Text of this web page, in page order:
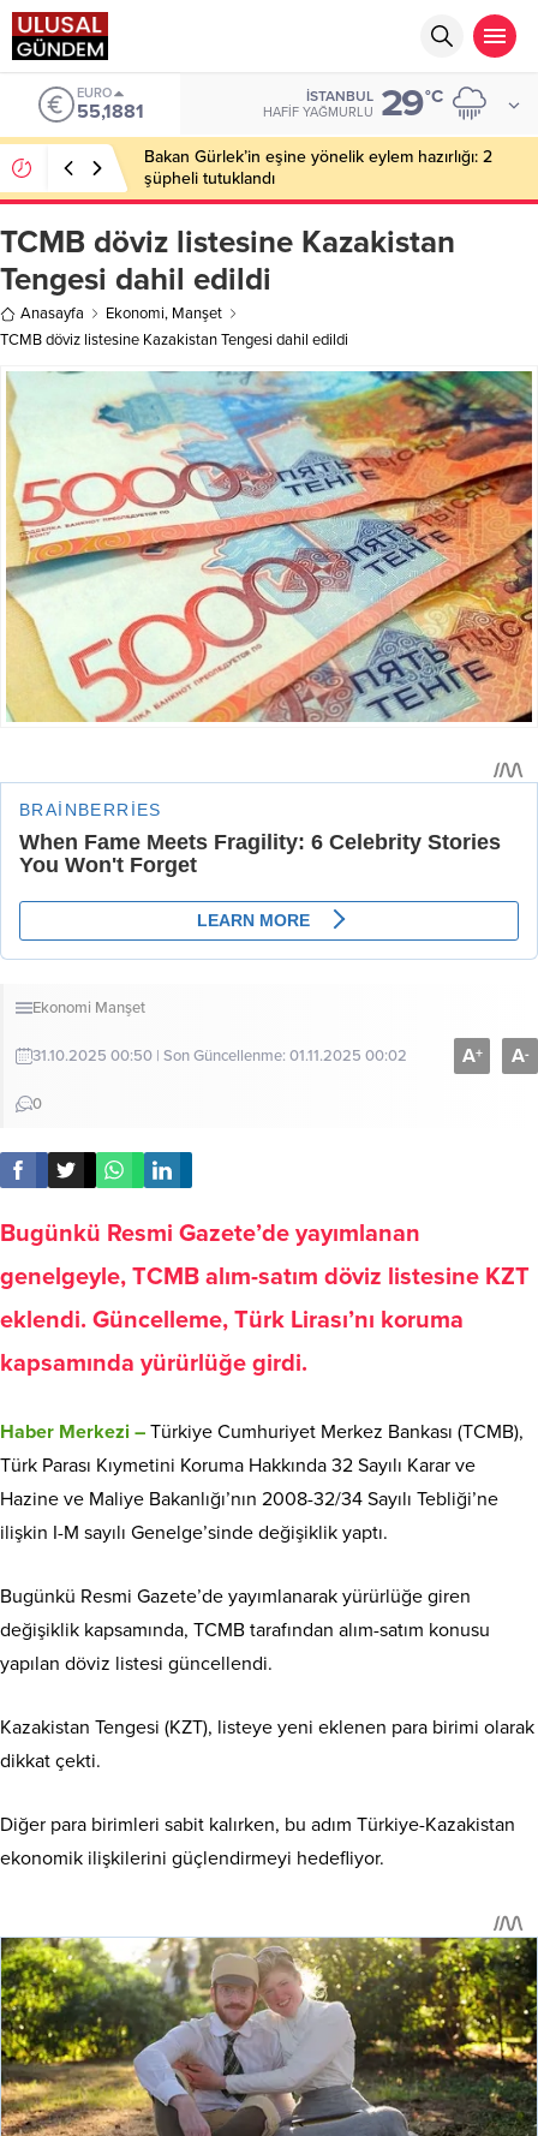
EURO
55,1881
İSTANBUL
HAFIF YAĞMURLU 29°C
Bakan Gürlek’in eşine yönelik eylem hazırlığı: 2
şüpheli tutuklandı
TCMB döviz listesine Kazakistan
Tengesi dahil edildi
Anasayfa Ekonomi, Manşet
TCMB döviz listesine Kazakistan Tengesi dahil edildi
Ekonomi Manşet
31.10.2025 00:50 | Son Güncellenme: 01.11.2025 00:02
0
A+ A-
Bugünkü Resmi Gazete’de yayımlanan
genelgeyle, TCMB alım-satım döviz listesine KZT
eklendi. Güncelleme, Türk Lirası’nı koruma
kapsamında yürürlüğe girdi.
Haber Merkezi – Türkiye Cumhuriyet Merkez Bankası (TCMB),
Türk Parası Kıymetini Koruma Hakkında 32 Sayılı Karar ve
Hazine ve Maliye Bakanlığı’nın 2008-32/34 Sayılı Tebliği’ne
ilişkin I-M sayılı Genelge’sinde değişiklik yaptı.
Bugünkü Resmi Gazete’de yayımlanarak yürürlüğe giren
değişiklik kapsamında, TCMB tarafından alım-satım konusu
yapılan döviz listesi güncellendi.
Kazakistan Tengesi (KZT), listeye yeni eklenen para birimi olarak
dikkat çekti.
Diğer para birimleri sabit kalırken, bu adım Türkiye-Kazakistan
ekonomik ilişkilerini güçlendirmeyi hedefliyor.